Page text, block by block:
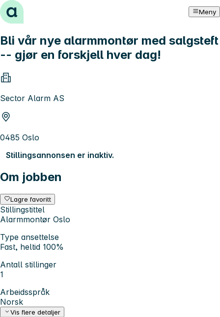
Hopp til innhold Meny
Bli vår nye alarmmontør med salgsteft
-- gjør en forskjell hver dag!
Sector Alarm AS
0485 Oslo
Stillingsannonsen er inaktiv.
Om jobben
Lagre favoritt
Stillingstittel
Alarmmontør Oslo
Type ansettelse
Fast, heltid 100%
Antall stillinger
1
Arbeidsspråk
Norsk
Vis flere detaljer